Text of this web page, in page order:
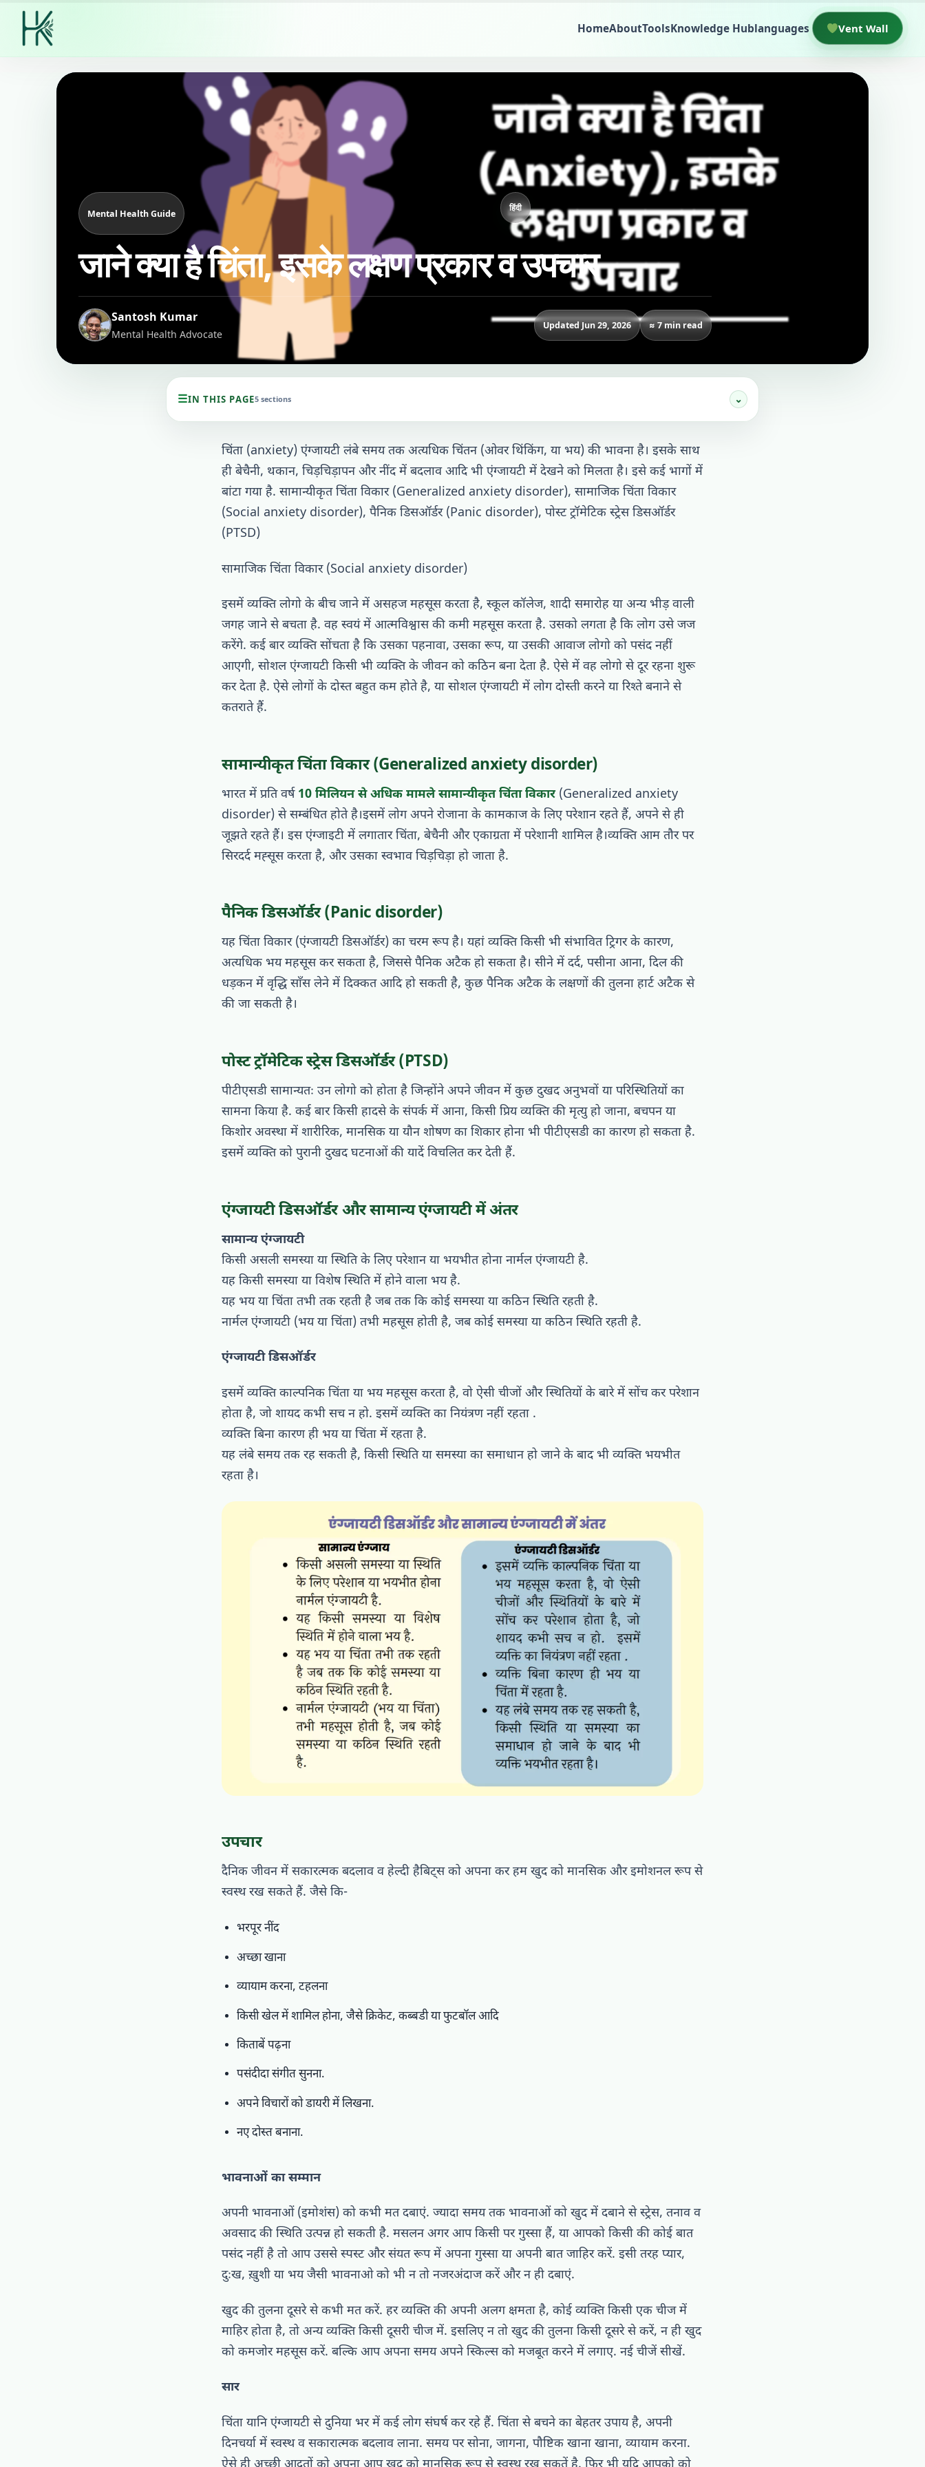
HomeAboutToolsKnowledge Hublanguages Vent Wall
Mental Health Guide हिंदी
जाने क्या है चिंता, इसके लक्षण प्रकार व उपचार
Santosh Kumar
Mental Health Advocate
Updated Jun 29, 2026 ≈ 7 min read
☰IN THIS PAGE5 sections ⌄
चिंता (anxiety) एंग्जायटी लंबे समय तक अत्यधिक चिंतन (ओवर थिंकिंग, या भय) की भावना है। इसके साथ
ही बेचैनी, थकान, चिड़चिड़ापन और नींद में बदलाव आदि भी एंग्जायटी में देखने को मिलता है। इसे कई भागों में
बांटा गया है. सामान्यीकृत चिंता विकार (Generalized anxiety disorder), सामाजिक चिंता विकार
(Social anxiety disorder), पैनिक डिसऑर्डर (Panic disorder), पोस्ट ट्रॉमेटिक स्ट्रेस डिसऑर्डर
(PTSD)
सामाजिक चिंता विकार (Social anxiety disorder)
इसमें व्यक्ति लोगो के बीच जाने में असहज महसूस करता है, स्कूल कॉलेज, शादी समारोह या अन्य भीड़ वाली
जगह जाने से बचता है. वह स्वयं में आत्मविश्वास की कमी महसूस करता है. उसको लगता है कि लोग उसे जज
करेंगे. कई बार व्यक्ति सोंचता है कि उसका पहनावा, उसका रूप, या उसकी आवाज लोगो को पसंद नहीं
आएगी, सोशल एंग्जायटी किसी भी व्यक्ति के जीवन को कठिन बना देता है. ऐसे में वह लोगो से दूर रहना शुरू
कर देता है. ऐसे लोगों के दोस्त बहुत कम होते है, या सोशल एंग्जायटी में लोग दोस्ती करने या रिश्ते बनाने से
कतराते हैं.
सामान्यीकृत चिंता विकार (Generalized anxiety disorder)
भारत में प्रति वर्ष 10 मिलियन से अधिक मामले सामान्यीकृत चिंता विकार(Generalized anxiety
disorder) से सम्बंधित होते है।इसमें लोग अपने रोजाना के कामकाज के लिए परेशान रहते हैं, अपने से ही
जूझते रहते हैं। इस एंग्जाइटी में लगातार चिंता, बेचैनी और एकाग्रता में परेशानी शामिल है।व्यक्ति आम तौर पर
सिरदर्द मह्सूस करता है, और उसका स्वभाव चिड़चिड़ा हो जाता है.
पैनिक डिसऑर्डर (Panic disorder)
यह चिंता विकार (एंग्जायटी डिसऑर्डर) का चरम रूप है। यहां व्यक्ति किसी भी संभावित ट्रिगर के कारण,
अत्यधिक भय महसूस कर सकता है, जिससे पैनिक अटैक हो सकता है। सीने में दर्द, पसीना आना, दिल की
धड़कन में वृद्धि साँस लेने में दिक्कत आदि हो सकती है, कुछ पैनिक अटैक के लक्षणों की तुलना हार्ट अटैक से
की जा सकती है।
पोस्ट ट्रॉमेटिक स्ट्रेस डिसऑर्डर (PTSD)
पीटीएसडी सामान्यतः उन लोगो को होता है जिन्होंने अपने जीवन में कुछ दुखद अनुभवों या परिस्थितियों का
सामना किया है. कई बार किसी हादसे के संपर्क में आना, किसी प्रिय व्यक्ति की मृत्यु हो जाना, बचपन या
किशोर अवस्था में शारीरिक, मानसिक या यौन शोषण का शिकार होना भी पीटीएसडी का कारण हो सकता है.
इसमें व्यक्ति को पुरानी दुखद घटनाओं की यादें विचलित कर देती हैं.
एंग्जायटी डिसऑर्डर और सामान्य एंग्जायटी में अंतर
सामान्य एंग्जायटी
किसी असली समस्या या स्थिति के लिए परेशान या भयभीत होना नार्मल एंग्जायटी है.
यह किसी समस्या या विशेष स्थिति में होने वाला भय है.
यह भय या चिंता तभी तक रहती है जब तक कि कोई समस्या या कठिन स्थिति रहती है.
नार्मल एंग्जायटी (भय या चिंता) तभी महसूस होती है, जब कोई समस्या या कठिन स्थिति रहती है.
एंग्जायटी डिसऑर्डर
इसमें व्यक्ति काल्पनिक चिंता या भय महसूस करता है, वो ऐसी चीजों और स्थितियों के बारे में सोंच कर परेशान
होता है, जो शायद कभी सच न हो. इसमें व्यक्ति का नियंत्रण नहीं रहता .
व्यक्ति बिना कारण ही भय या चिंता में रहता है.
यह लंबे समय तक रह सकती है, किसी स्थिति या समस्या का समाधान हो जाने के बाद भी व्यक्ति भयभीत
रहता है।
उपचार
दैनिक जीवन में सकारत्मक बदलाव व हेल्दी हैबिट्स को अपना कर हम खुद को मानसिक और इमोशनल रूप से
स्वस्थ रख सकते हैं. जैसे कि-
भरपूर नींद
अच्छा खाना
व्यायाम करना, टहलना
किसी खेल में शामिल होना, जैसे क्रिकेट, कब्बडी या फुटबॉल आदि
किताबें पढ़ना
पसंदीदा संगीत सुनना.
अपने विचारों को डायरी में लिखना.
नए दोस्त बनाना.
भावनाओं का सम्मान
अपनी भावनाओं (इमोशंस) को कभी मत दबाएं. ज्यादा समय तक भावनाओं को खुद में दबाने से स्ट्रेस, तनाव व
अवसाद की स्थिति उत्पन्न हो सकती है. मसलन अगर आप किसी पर गुस्सा हैं, या आपको किसी की कोई बात
पसंद नहीं है तो आप उससे स्पस्ट और संयत रूप में अपना गुस्सा या अपनी बात जाहिर करें. इसी तरह प्यार,
दुःख, ख़ुशी या भय जैसी भावनाओ को भी न तो नजरअंदाज करें और न ही दबाएं.
खुद की तुलना दूसरे से कभी मत करें. हर व्यक्ति की अपनी अलग क्षमता है, कोई व्यक्ति किसी एक चीज में
माहिर होता है, तो अन्य व्यक्ति किसी दूसरी चीज में. इसलिए न तो खुद की तुलना किसी दूसरे से करें, न ही खुद
को कमजोर महसूस करें. बल्कि आप अपना समय अपने स्किल्स को मजबूत करने में लगाए. नई चीजें सीखें.
सार
चिंता यानि एंग्जायटी से दुनिया भर में कई लोग संघर्ष कर रहे हैं. चिंता से बचने का बेहतर उपाय है, अपनी
दिनचर्या में स्वस्थ व सकारात्मक बदलाव लाना. समय पर सोना, जागना, पौष्टिक खाना खाना, व्यायाम करना.